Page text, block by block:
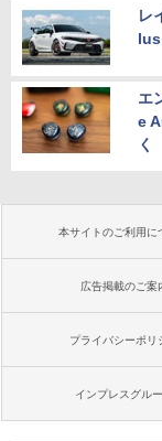
レ
lus
エ
e
く
本サイトのご利用に
広告掲載のご案
プライバシーポリ
インプレスグル